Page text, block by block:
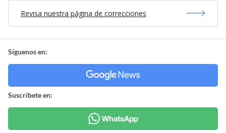
Revisa nuestra página de correcciones
Síguenos en:
Suscríbete en: